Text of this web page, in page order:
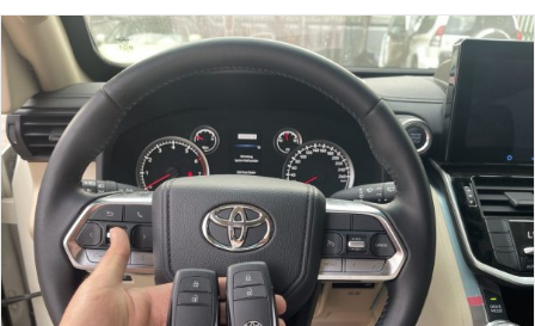
ام
و
i8
–
ریموت
ام
و
i8